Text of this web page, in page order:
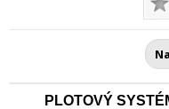
PLOTOVÝ